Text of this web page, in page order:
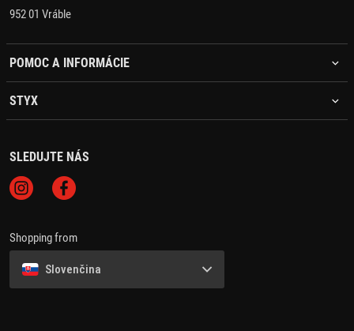
952 01 Vráble
POMOC A INFORMÁCIE
STYX
SLEDUJTE NÁS
Shopping from
Slovenčina